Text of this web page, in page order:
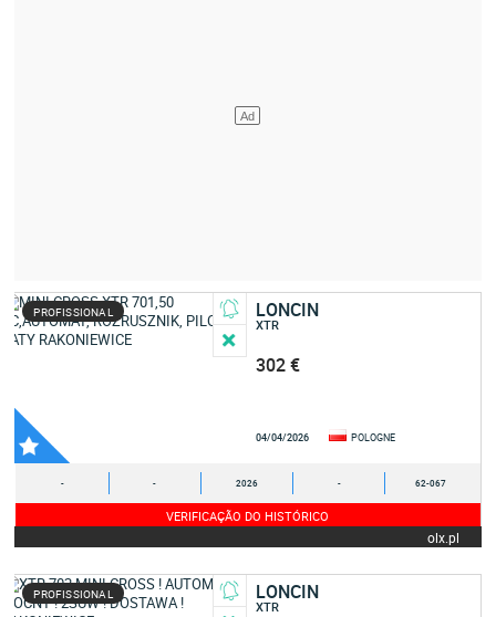
PROFISSIONAL LONCIN
XTR
302 €
04/04/2026 POLOGNE
- - 2026 - 62-067
VERIFICAÇÃO DO HISTÓRICO
olx.pl
PROFISSIONAL LONCIN
XTR